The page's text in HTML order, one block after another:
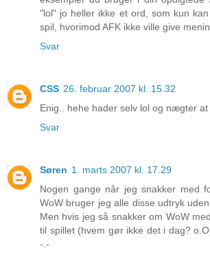
"lol" jo heller ikke et ord, som kun
spil, hvorimod AFK ikke ville give
Svar
CSS 26. februar 2007 kl. 15.32
Enig.. hehe hader selv lol og nægter
Svar
Søren 1. marts 2007 kl. 17.29
Nogen gange når jeg snakker med
WoW bruger jeg alle disse udtryk
Men hvis jeg så snakker om WoW
til spillet (hvem gør ikke det i dag?
-.-